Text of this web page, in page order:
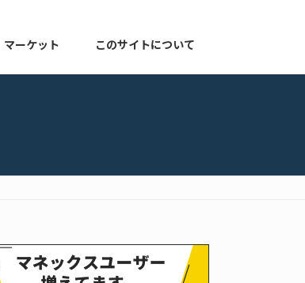
マーケット このサイトについて